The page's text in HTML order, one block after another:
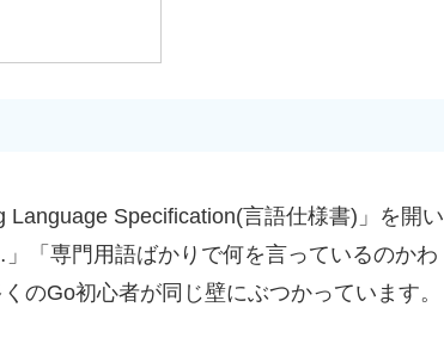
Specification(言語仕様書)」を開い
「専門用語ばかりで何を言っているのかわ
のGo初心者が同じ壁にぶつかっています。